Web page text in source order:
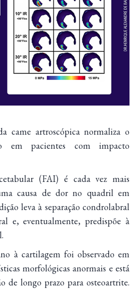
came artroscópica normaliza o
em pacientes com impacto
(FAI) é cada vez mais
causa de dor no quadril em
leva à separação condrolabral
e, eventualmente, predispõe à
à cartilagem foi observado em
morfológicas anormais e está
de longo prazo para osteoartrite.